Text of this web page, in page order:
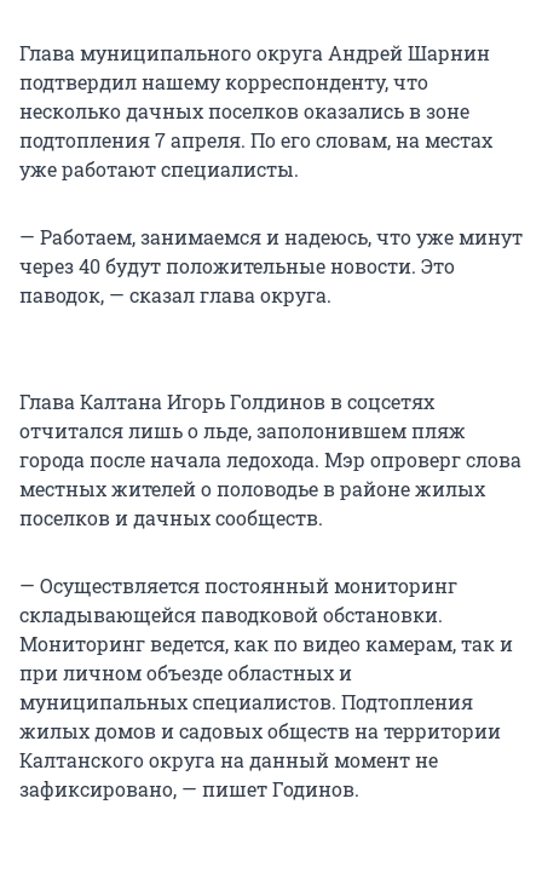
Глава муниципального округа Андрей Шарнин
подтвердил нашему корреспонденту, что
несколько дачных поселков оказались в зоне
подтопления 7 апреля. По его словам, на местах
уже работают специалисты.
— Работаем, занимаемся и надеюсь, что уже минут
через 40 будут положительные новости. Это
паводок, — сказал глава округа.
Глава Калтана Игорь Голдинов в соцсетях
отчитался лишь о льде, заполонившем пляж
города после начала ледохода. Мэр опроверг слова
местных жителей о половодье в районе жилых
поселков и дачных сообществ.
— Осуществляется постоянный мониторинг
складывающейся паводковой обстановки.
Мониторинг ведется, как по видео камерам, так и
при личном объезде областных и
муниципальных специалистов. Подтопления
жилых домов и садовых обществ на территории
Калтанского округа на данный момент не
зафиксировано, — пишет Годинов.